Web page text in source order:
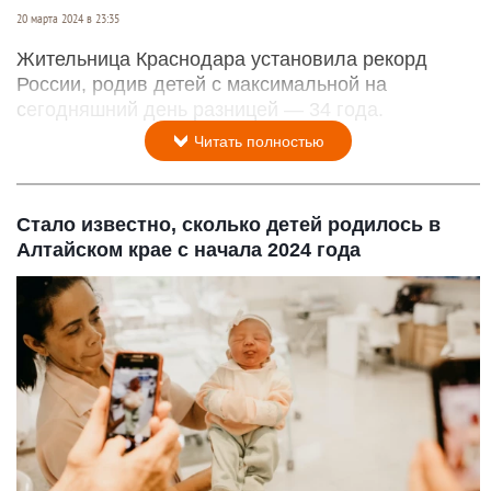
20 марта 2024 в 23:35
Жительница Краснодара установила рекорд
России, родив детей с максимальной на
сегодняшний день разницей — 34 года.
Читать полностью
Стало известно, сколько детей родилось в
Алтайском крае с начала 2024 года